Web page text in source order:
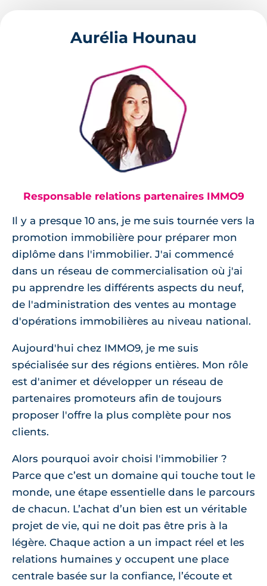
Aurélia Hounau
Responsable relations partenaires IMMO9
Il y a presque 10 ans, je me suis tournée vers la
promotion immobilière pour préparer mon
diplôme dans l'immobilier. J'ai commencé
dans un réseau de commercialisation où j'ai
pu apprendre les différents aspects du neuf,
de l'administration des ventes au montage
d'opérations immobilières au niveau national.
Aujourd'hui chez IMMO9, je me suis
spécialisée sur des régions entières. Mon rôle
est d'animer et développer un réseau de
partenaires promoteurs afin de toujours
proposer l'offre la plus complète pour nos
clients.
Alors pourquoi avoir choisi l'immobilier ?
Parce que c’est un domaine qui touche tout le
monde, une étape essentielle dans le parcours
de chacun. L’achat d’un bien est un véritable
projet de vie, qui ne doit pas être pris à la
légère. Chaque action a un impact réel et les
relations humaines y occupent une place
centrale basée sur la confiance, l’écoute et